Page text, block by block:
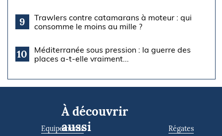
9
Trawlers contre catamarans à moteur : qui
consomme le moins au mille ?
10
Méditerranée sous pression : la guerre des
places a-t-elle vraiment...
À découvrir
aussi
Equipements Régates